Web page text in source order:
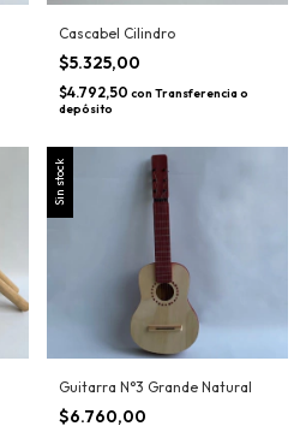
Cascabel Cilindro
$5.325,00
$4.792,50 con Transferencia o
depósito
Sin stock
Guitarra N°3 Grande Natural
$6.760,00